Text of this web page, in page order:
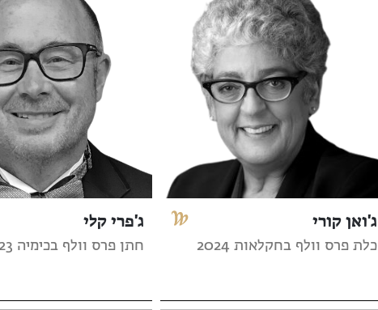
ג'ואן קורי
כלת פרס וולף בחקלאות 2024
ג'פרי קלי
חתן פרס וולף בכימיה 2023